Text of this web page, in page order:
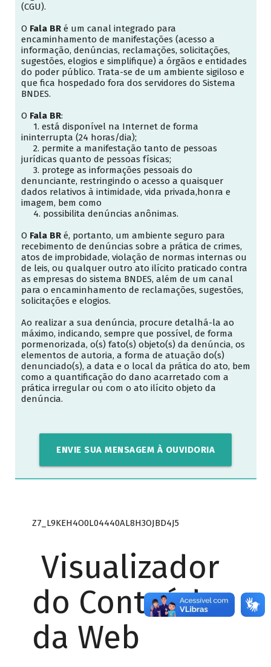
(CGU).
O Fala BRé um canal integrado para
encaminhamento de manifestações (acesso a
informação, denúncias, reclamações, solicitações,
sugestões, elogios e simplifique) a órgãos e entidades
do poder público. Trata-se de um ambiente sigiloso e
que fica hospedado fora dos servidores do Sistema
BNDES.
O Fala BR:
1. está disponível na Internet de forma
ininterrupta (24 horas/dia);
2. permite a manifestação tanto de pessoas
jurídicas quanto de pessoas físicas;
3. protege as informações pessoais do
denunciante, restringindo o acesso a quaisquer
dados relativos à intimidade, vida privada,honra e
imagem, bem como
4. possibilita denúncias anônimas.
O Fala BRé, portanto, um ambiente seguro para
recebimento de denúncias sobre a prática de crimes,
atos de improbidade, violação de normas internas ou
de leis, ou qualquer outro ato ilícito praticado contra
as empresas do sistema BNDES, além de um canal
para o encaminhamento de reclamações, sugestões,
solicitações e elogios.
Ao realizar a sua denúncia, procure detalhá-la ao
máximo, indicando, sempre que possível, de forma
pormenorizada, o(s) fato(s) objeto(s) da denúncia, os
elementos de autoria, a forma de atuação do(s)
denunciado(s), a data e o local da prática do ato, bem
como a quantificação do dano acarretado com a
prática irregular ou com o ato ilícito objeto da
denúncia.
ENVIE SUA MENSAGEM À OUVIDORIA
Z7_L9KEH4O0L04440AL8H3OJBD4J5
Visualizador
do Conteúdo
da Web